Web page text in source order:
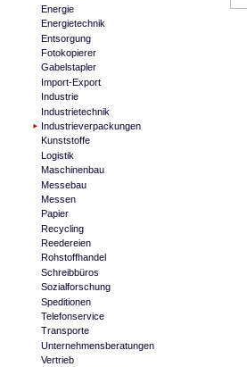
Energie
Energietechnik
Entsorgung
Fotokopierer
Gabelstapler
Import-Export
Industrie
Industrietechnik
Industrieverpackungen
Kunststoffe
Logistik
Maschinenbau
Messebau
Messen
Papier
Recycling
Reedereien
Rohstoffhandel
Schreibbüros
Sozialforschung
Speditionen
Telefonservice
Transporte
Unternehmensberatungen
Vertrieb